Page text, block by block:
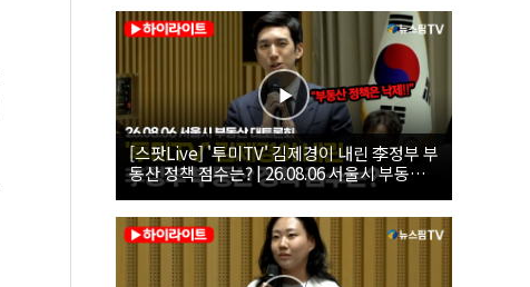
[스팟Live] '투미TV' 김제경이 내린 李정부 부
동산 정책 점수는? | 26.08.06 서울시 부동산
대토론회